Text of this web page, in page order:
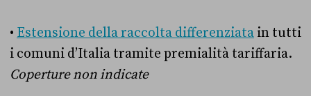
• Estensione della raccolta differenziata in tutti
i comuni d’Italia tramite premialità tariffaria.
Coperture non indicate